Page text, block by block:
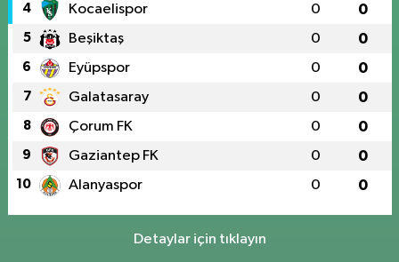
4 Kocaelispor 0 0
5 Beşiktaş 0 0
6 Eyüpspor 0 0
7 Galatasaray 0 0
8 Çorum FK 0 0
9 Gaziantep FK 0 0
10 Alanyaspor 0 0
Detaylar için tıklayın